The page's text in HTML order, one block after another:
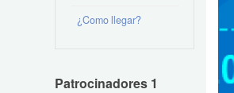
¿Como llegar?
Patrocinadores 1